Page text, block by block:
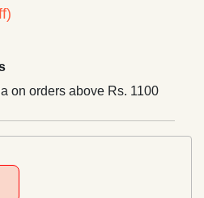
on orders above Rs. 1100